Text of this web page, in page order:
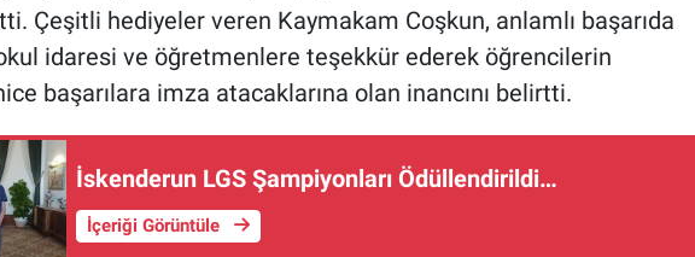
Çeşitli hediyeler veren Kaymakam Coşkun, anlamlı başarıda
idaresi ve öğretmenlere teşekkür ederek öğrencilerin
başarılara imza atacaklarına olan inancını belirtti.
İskenderun LGS Şampiyonları Ödüllendirildi…
İçeriği Görüntüle